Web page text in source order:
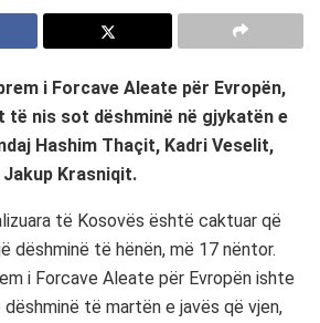
i Forcave Aleate për Evropën,
të nis sot dëshminë në gjykatën e
Hashim Thaçit, Kadri Veselit,
Jakup Krasniqit.
të Kosovës është caktuar që
dëshminë të hënën, më 17 nëntor.
i Forcave Aleate për Evropën ishte
të martën e javës që vjen,